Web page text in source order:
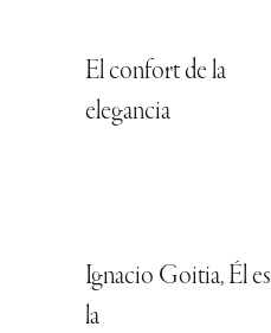
El confort de la
elegancia
Ignacio Goitia, Él es
la